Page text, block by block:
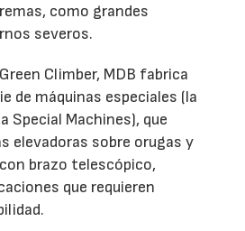
como grandes
severos.
Climber, MDB fabrica
de máquinas especiales (la
Special Machines), que
elevadoras sobre orugas y
brazo telescópico,
que requieren